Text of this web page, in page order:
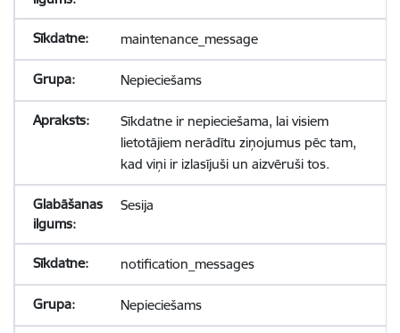
maintenance_message
Nepieciešams
Sīkdatne ir nepieciešama, lai visiem
lietotājiem nerādītu ziņojumus pēc tam,
kad viņi ir izlasījuši un aizvēruši tos.
Sesija
notification_messages
Nepieciešams